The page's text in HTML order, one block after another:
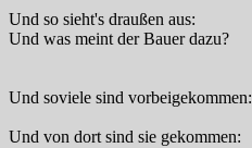
Und so sieht's draußen aus:
Und was meint der Bauer dazu?
Und soviele sind vorbeigekommen:
Und von dort sind sie gekommen: